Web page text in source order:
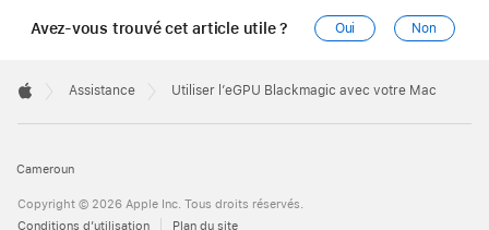
Avez-vous trouvé cet article utile ? Oui Non
Footer

Assistance Utiliser l’eGPU Blackmagic avec votre Mac
Cameroun
Copyright © 2026 Apple Inc. Tous droits réservés.
Conditions d’utilisation
Plan du site